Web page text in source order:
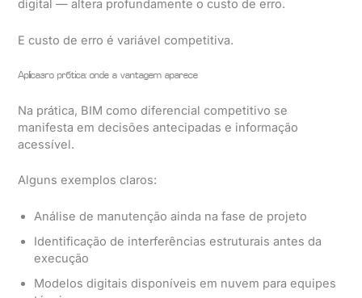
digital — altera profundamente o custo de erro.
E custo de erro é variável competitiva.
Aplicação prática: onde a vantagem aparece
Na prática, BIM como diferencial competitivo se
manifesta em decisões antecipadas e informação
acessível.
Alguns exemplos claros:
Análise de manutenção ainda na fase de projeto
Identificação de interferências estruturais antes da
execução
Modelos digitais disponíveis em nuvem para equipes